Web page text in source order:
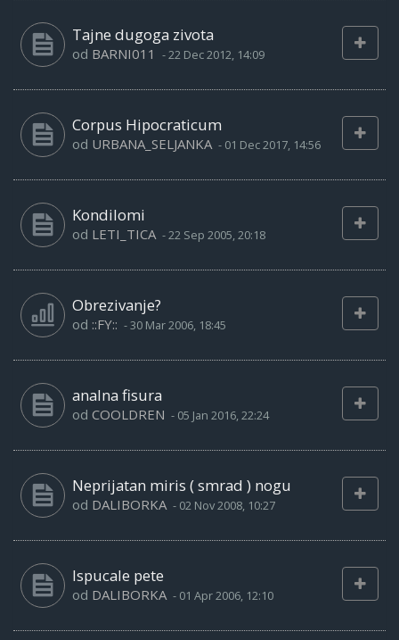
Tajne dugoga zivota
od BARNI011 -22 Dec 2012, 14:09
Corpus Hipocraticum
od URBANA_SELJANKA - 01 Dec 2017, 14:56
Kondilomi
od LETI_TICA -22 Sep 2005, 20:18
Obrezivanje?
od ::FY:: -30 Mar 2006, 18:45
analna fisura
od COOLDREN - 05 Jan 2016, 22:24
Neprijatan miris ( smrad ) nogu
od DALIBORKA - 02 Nov 2008, 10:27
Ispucale pete
od DALIBORKA - 01 Apr 2006, 12:10